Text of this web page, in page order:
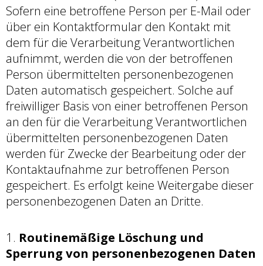
Sofern eine betroffene Person per E-Mail oder
über ein Kontaktformular den Kontakt mit
dem für die Verarbeitung Verantwortlichen
aufnimmt, werden die von der betroffenen
Person übermittelten personenbezogenen
Daten automatisch gespeichert. Solche auf
freiwilliger Basis von einer betroffenen Person
an den für die Verarbeitung Verantwortlichen
übermittelten personenbezogenen Daten
werden für Zwecke der Bearbeitung oder der
Kontaktaufnahme zur betroffenen Person
gespeichert. Es erfolgt keine Weitergabe dieser
personenbezogenen Daten an Dritte.
Routinemäßige Löschung und
Sperrung von personenbezogenen Daten